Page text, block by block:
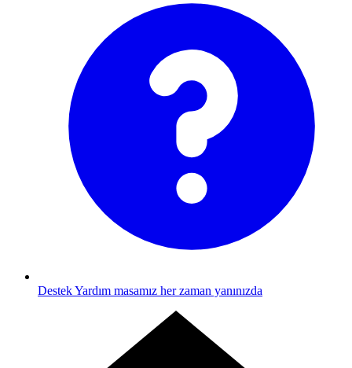
DestekYardım masamız her zaman yanınızda